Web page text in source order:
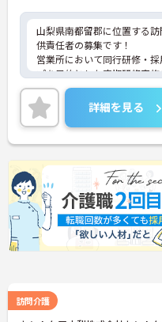
山梨県南都留郡に位置する
供責任者の募集です！
営業所において同行研修・
プを目的とした定期研修実
キルアップできる機会が沢
ご興味のある方は、お気軽に
い。
詳細を見る
訪問介護